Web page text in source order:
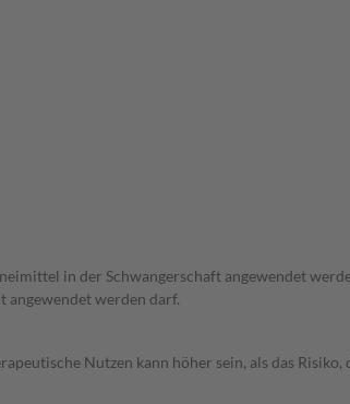
in der Schwangerschaft angewendet
angewendet werden darf.
Nutzen kann höher sein, als das Risiko,